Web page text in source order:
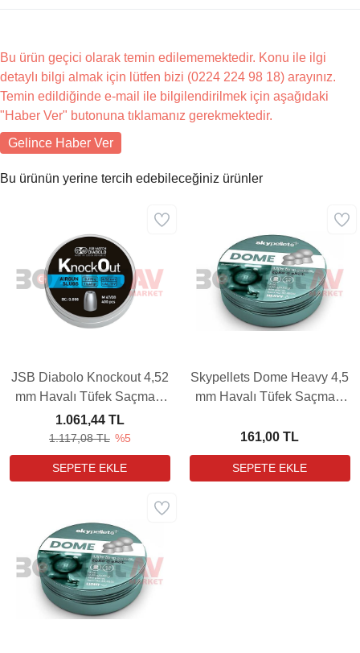
Bu ürün geçici olarak temin edilememektedir. Konu ile ilgi
detaylı bilgi almak için lütfen bizi (0224 224 98 18) arayınız.
Temin edildiğinde e-mail ile bilgilendirilmek için aşağıdaki
"Haber Ver" butonuna tıklamanız gerekmektedir.
Gelince Haber Ver
Bu ürünün yerine tercih edebileceğiniz ürünler
JSB Diabolo Knockout 4,52
mm Havalı Tüfek Saçması
(13,43Grain - 400 Adet)
1.117,08 TL %5
1.061,44 TL
Skypellets Dome Heavy 4,5
mm Havalı Tüfek Saçması
161,00 TL